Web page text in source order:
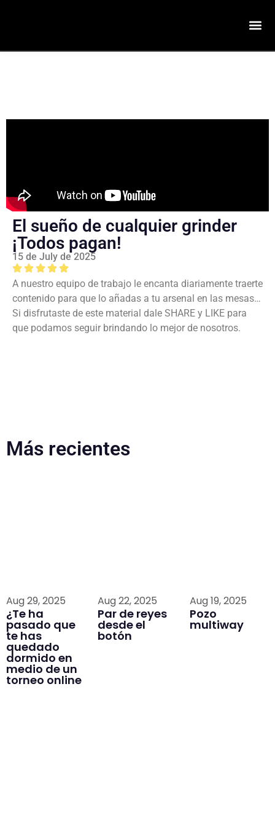
El sueño de cualquier grinder
¡Todos pagan!
15 de July de 2025
A nuestro equipo de trabajo le encanta diariamente traerte
contenido para que lo añadas a tu arsenal en las mesas…
Si disfrutaste de este material dale SHARE y LIKE para
que podamos seguir brindando lo mejor de nosotros.
Más recientes
Aug 29, 2025
¿Te ha
pasado que
te has
quedado
dormido en
medio de un
torneo online
Aug 22, 2025
Par de reyes
desde el
botón
Aug 19, 2025
Pozo
multiway